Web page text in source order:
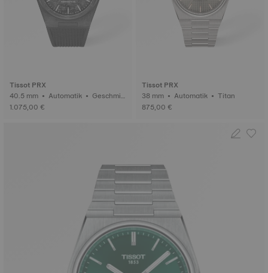
Tissot PRX
40.5 mm • Automatik • Geschmie
detes Carbon
1.075,00 €
Tissot PRX
38 mm • Automatik • Titan
875,00 €